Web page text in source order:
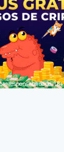
responsabilidade. 18+